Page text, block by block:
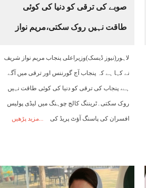
صوبے کی ترقی کو دنیا کی کوئی
طاقت نہیں روک سکتی،مریم نواز
لاہور(نیوز ڈیسک)وزیراعلی پنجاب مریم نواز شریف
نے کہا ہے کہ پنجاب آج گورننس اور ترقی میں آگے
ہے، پنجاب کی ترقی کو دنیا کی کوئی طاقت نہیں
روک سکتی۔ٹریننگ کالج چوہنگ میں لیڈی پولیس
افسران کی پاسنگ آﺅٹ پریڈ کی مزید پڑھیں